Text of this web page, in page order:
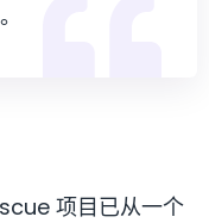
项目已从一个